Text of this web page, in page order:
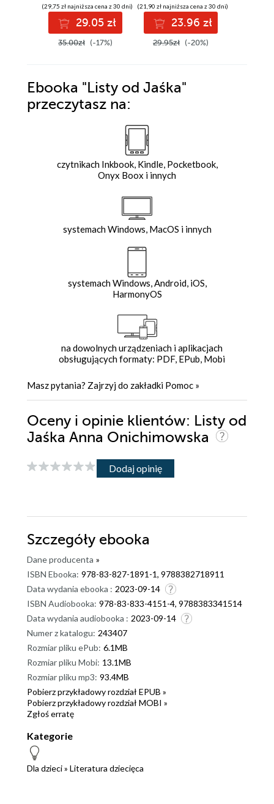
(29,75 zł najniższa cena z 30 dni)
29.05 zł
35.00zł (-17%)
(21,90 zł najniższa cena z 30 dni)
23.96 zł
29.95zł (-20%)
Ebooka "Listy od Jaśka"
przeczytasz na:
czytnikach Inkbook, Kindle, Pocketbook,
Onyx Boox i innych
systemach Windows, MacOS i innych
systemach Windows, Android, iOS,
HarmonyOS
na dowolnych urządzeniach i aplikacjach
obsługujących formaty: PDF, EPub, Mobi
Masz pytania? Zajrzyj do zakładki Pomoc »
Oceny i opinie klientów: Listy od
Jaśka Anna Onichimowska
Dodaj opinię
Szczegóły ebooka
Dane producenta »
ISBN Ebooka: 978-83-827-1891-1, 9788382718911
Data wydania ebooka : 2023-09-14
ISBN Audiobooka: 978-83-833-4151-4, 9788383341514
Data wydania audiobooka : 2023-09-14
Numer z katalogu: 243407
Rozmiar pliku ePub: 6.1MB
Rozmiar pliku Mobi: 13.1MB
Rozmiar pliku mp3: 93.4MB
Pobierz przykładowy rozdział EPUB »
Pobierz przykładowy rozdział MOBI »
Zgłoś erratę
Kategorie
Dla dzieci» Literatura dziecięca